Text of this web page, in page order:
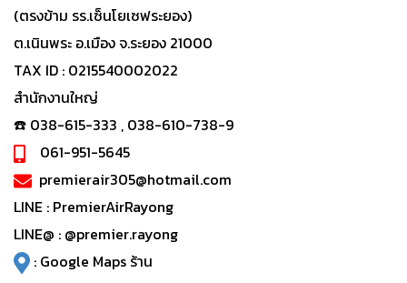
(ตรงข้าม รร.เซ็นโยเซฟระยอง)
ต.เนินพระ อ.เมือง จ.ระยอง 21000
TAX ID : 0215540002022
สำนักงานใหญ่
☎️ 038-615-333 , 038-610-738-9
061-951-5645
premierair305@hotmail.com
LINE : PremierAirRayong
LINE@ : @premier.rayong
: Google Maps ร้าน